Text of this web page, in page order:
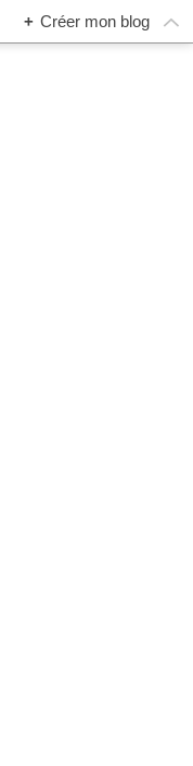
+ Créer mon blog